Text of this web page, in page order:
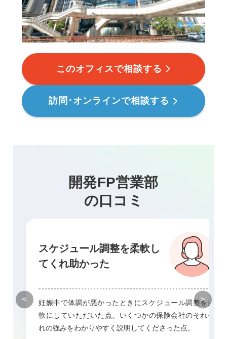
このオフィスで相談する
訪問･オンラインで相談する
開発FP営業部
の口コミ
スケジュール調整を柔軟し
てくれ助かった
妊娠中で体調が悪かったときにスケジュール調整を柔
軟にしていただいた点。いくつかの保険会社のそれぞ
れの強みをわかりやすく説明してくださった点。
< >